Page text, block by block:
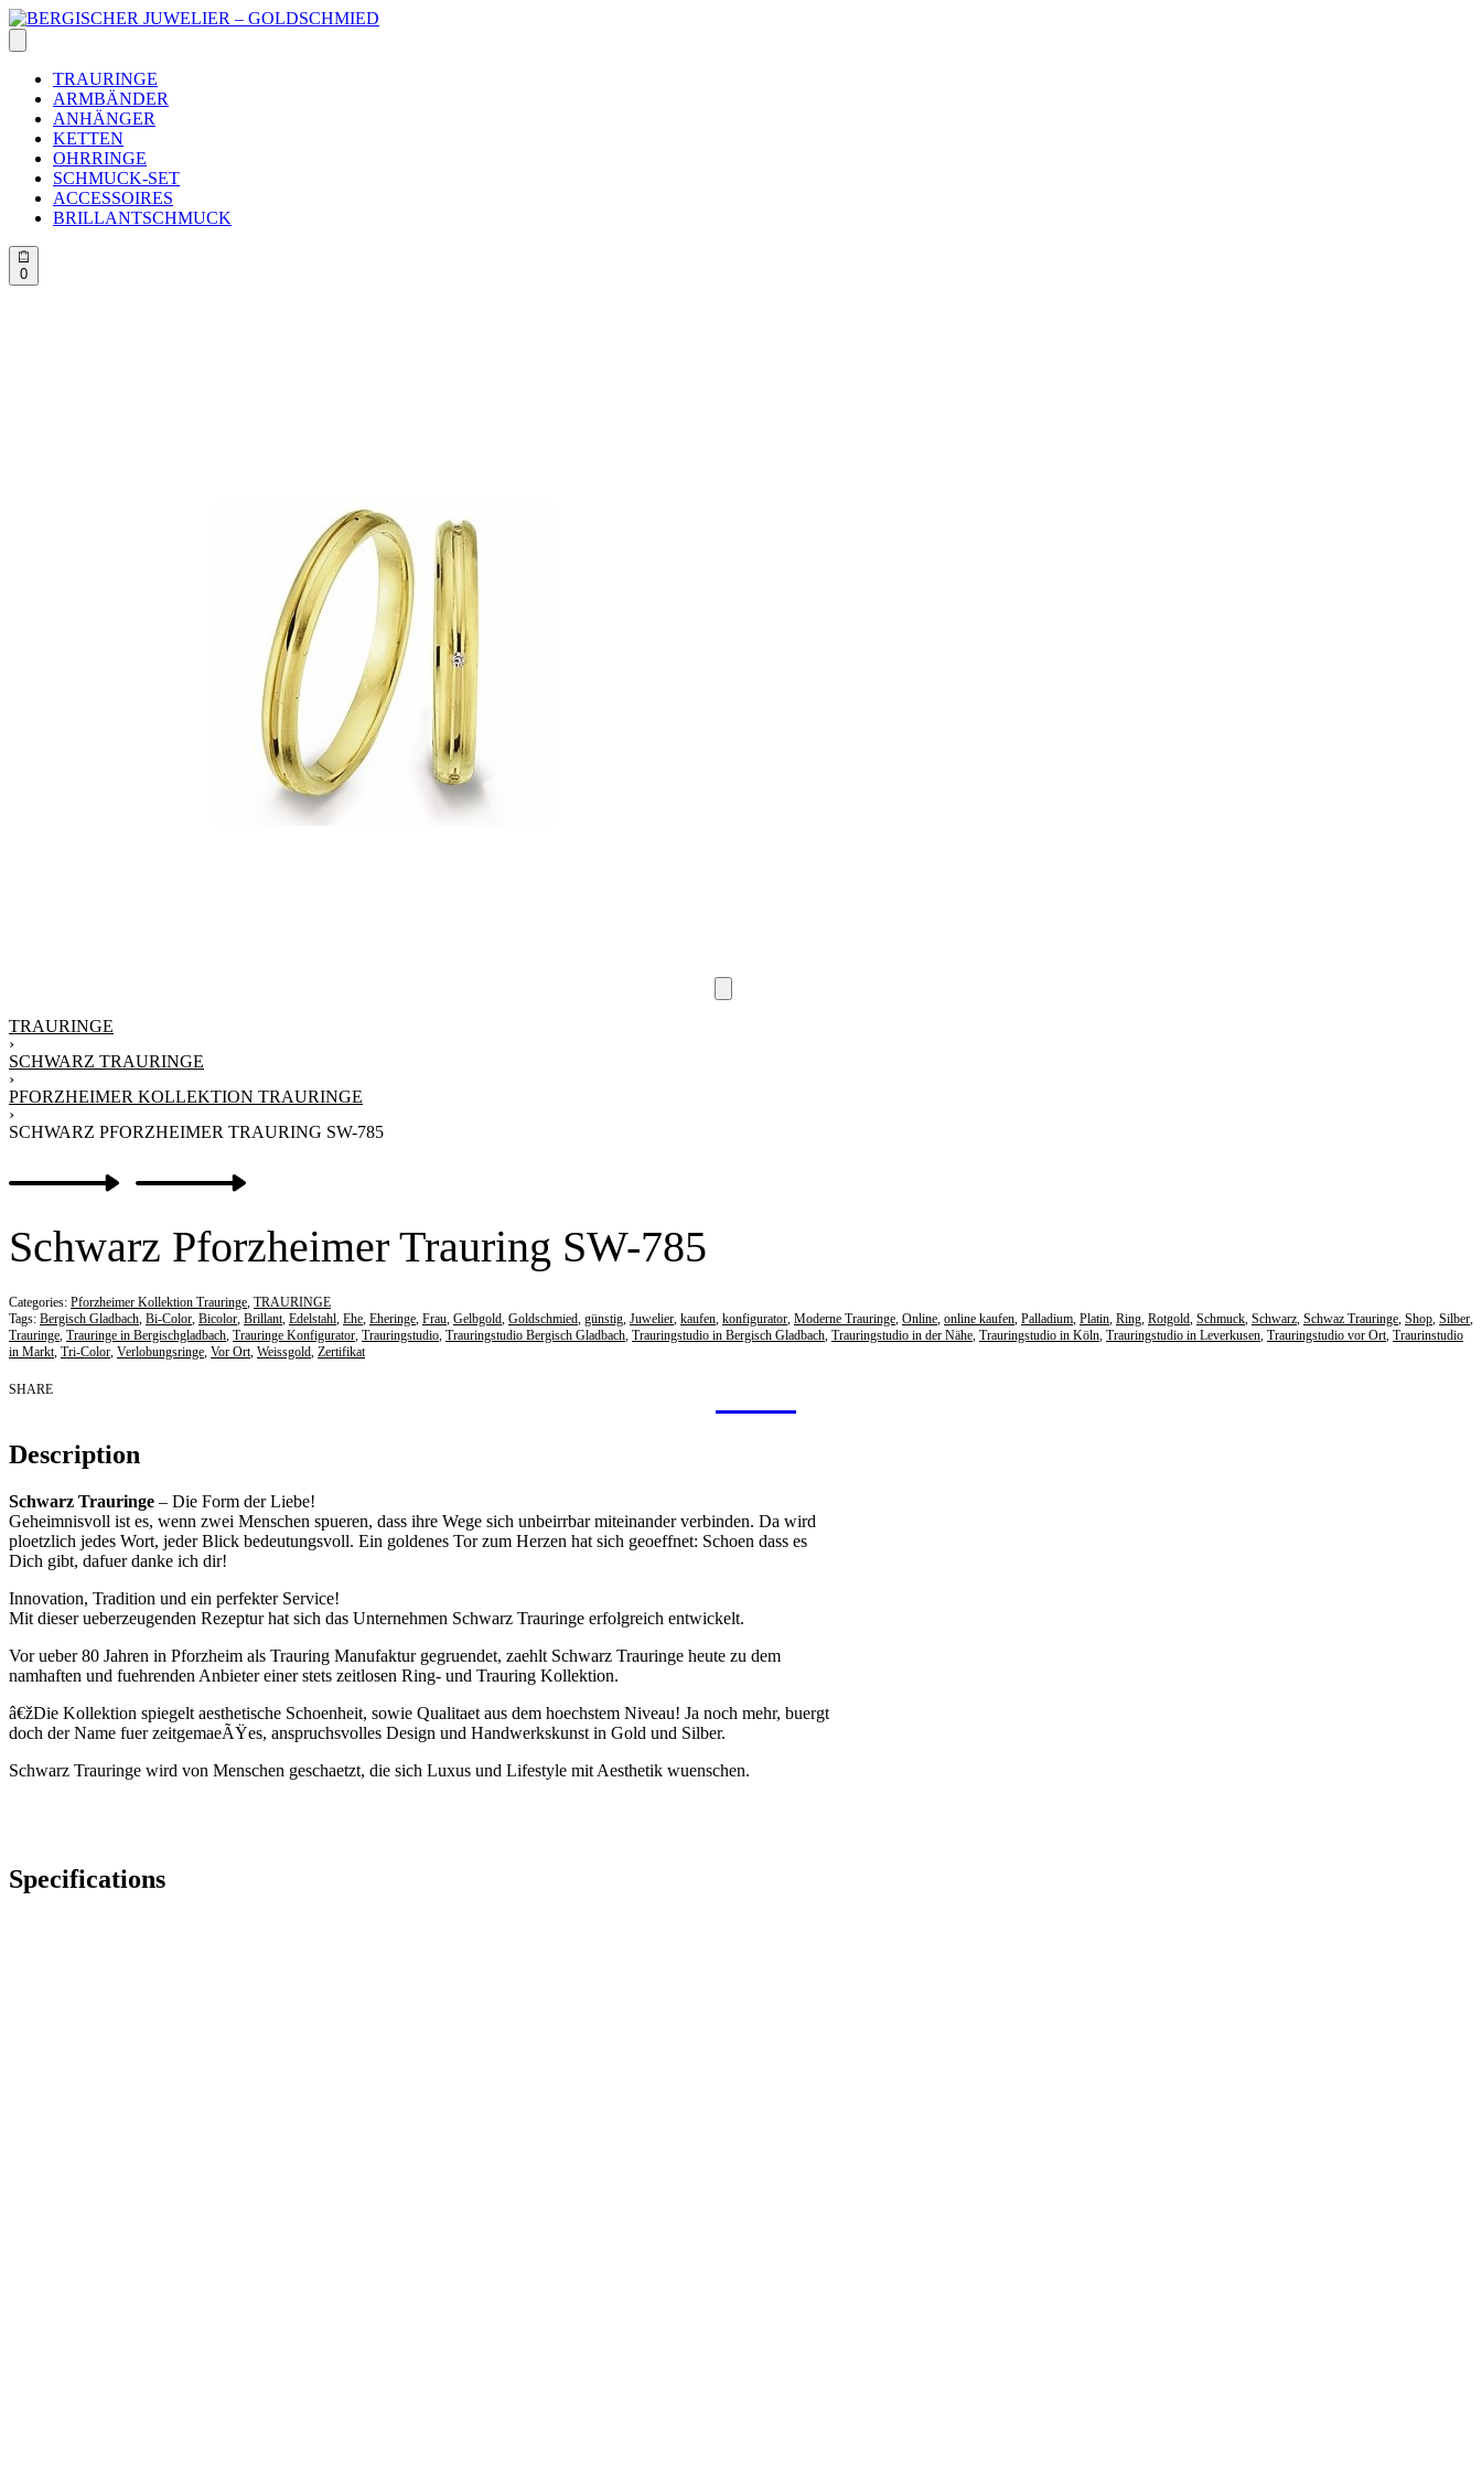
Skip
to
content
TRAURINGE
ARMBÄNDER
ANHÄNGER
KETTEN
OHRRINGE
SCHMUCK-SET
ACCESSOIRES
BRILLANTSCHMUCK
0
TRAURINGE
›
SCHWARZ TRAURINGE
›
PFORZHEIMER KOLLEKTION TRAURINGE
›
SCHWARZ PFORZHEIMER TRAURING SW-785
Product
Schwarz Pforzheimer Trauring SW-785
Categories: Pforzheimer Kollektion Trauringe, TRAURINGE
Tags: Bergisch Gladbach, Bi-Color, Bicolor, Brillant, Edelstahl, Ehe, Eheringe, Frau, Gelbgold, Goldschmied, günstig, Juwelier, kaufen, konfigurator, Moderne Trauringe, Online, online kaufen, Palladium, Platin, Ring, Rotgold, Schmuck, Schwarz, Schwaz Trauringe, Shop, Silber,
Trauringe, Trauringe in Bergischgladbach, Trauringe Konfigurator, Trauringstudio, Trauringstudio Bergisch Gladbach, Trauringstudio in Bergisch Gladbach, Trauringstudio in der Nähe, Trauringstudio in Köln, Trauringstudio in Leverkusen, Trauringstudio vor Ort, Traurinstudio
in Markt, Tri-Color, Verlobungsringe, Vor Ort, Weissgold, Zertifikat
SHARE
Description
Schwarz Trauringe – Die Form der Liebe!
Geheimnisvoll ist es, wenn zwei Menschen spueren, dass ihre Wege sich unbeirrbar miteinander verbinden. Da wird
ploetzlich jedes Wort, jeder Blick bedeutungsvoll. Ein goldenes Tor zum Herzen hat sich geoeffnet: Schoen dass es
Dich gibt, dafuer danke ich dir!
Innovation, Tradition und ein perfekter Service!
Mit dieser ueberzeugenden Rezeptur hat sich das Unternehmen Schwarz Trauringe erfolgreich entwickelt.
Vor ueber 80 Jahren in Pforzheim als Trauring Manufaktur gegruendet, zaehlt Schwarz Trauringe heute zu dem
namhaften und fuehrenden Anbieter einer stets zeitlosen Ring- und Trauring Kollektion.
â€žDie Kollektion spiegelt aesthetische Schoenheit, sowie Qualitaet aus dem hoechstem Niveau! Ja noch mehr, buergt
doch der Name fuer zeitgemaeÃŸes, anspruchsvolles Design und Handwerkskunst in Gold und Silber.
Schwarz Trauringe wird von Menschen geschaetzt, die sich Luxus und Lifestyle mit Aesthetik wuenschen.
Specifications